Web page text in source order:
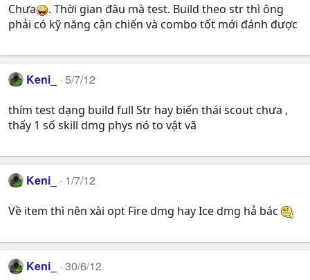
Chưa
. Thời gian đâu mà test. Build theo str thì ông
phải có kỹ năng cận chiến và combo tốt mới đánh được
Keni_ 5/7/12
thím test dạng build full Str hay biến thái scout chưa ,
thấy 1 số skill dmg phys nó to vật vã
Keni_ 1/7/12
Về item thì nên xài opt Fire dmg hay Ice dmg hả bác
Keni_ 30/6/12